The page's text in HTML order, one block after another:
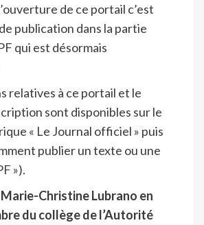
de ce portail c’est
publication dans la partie
qui est désormais
relatives à ce portail et le
sont disponibles sur le
« Le Journal officiel » puis
publier un texte ou une
»).
Christine Lubrano en
du collège de l’Autorité